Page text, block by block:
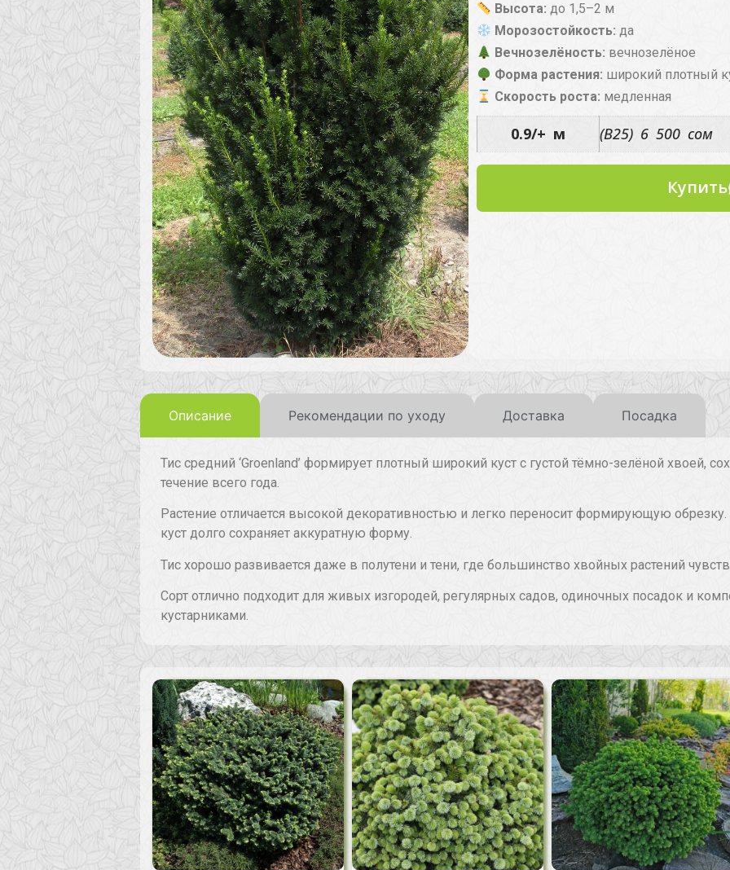
Высота: до 1,5–2 м
Морозостойкость: да
Вечнозелёность: вечнозелёное
Форма растения: широкий плотный
Скорость роста: медленная
0.9/+ м (B25) 6 500 сом
Купить
Описание Рекомендации по уходу Доставка Посадка
Тис средний ‘Groenland’ формирует плотный широкий куст с густой тёмно-зелёной хвоей,
течение всего года.
Растение отличается высокой декоративностью и легко переносит формирующую
куст долго сохраняет аккуратную форму.
Тис хорошо развивается даже в полутени и тени, где большинство хвойных растений
Сорт отлично подходит для живых изгородей, регулярных садов, одиночных посадок и
кустарниками.